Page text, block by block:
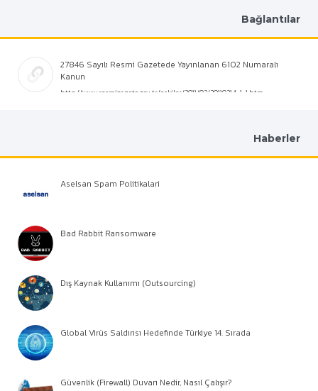
Bağlantılar
27846 Sayılı Resmi Gazetede Yayınlanan 6102 Numaralı
Kanun
http://www.resmigazete.gov.tr/eskiler/2011/02/20110214-1-1.htm
Haberler
Aselsan Spam Politikalari
Bad Rabbit Ransomware
Dış Kaynak Kullanımı (Outsourcing)
Global Virüs Saldırısı Hedefinde Türkiye 14. Sırada
Güvenlik (Firewall) Duvarı Nedir, Nasıl Çalışır?